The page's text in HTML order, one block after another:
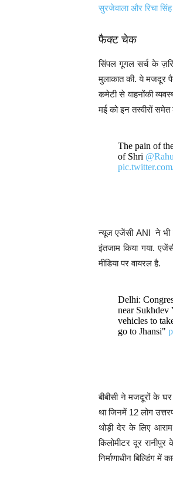
सुरजेवाला और रिचा
फैक्ट चेक
सिंपल गूगल सर्च के
मुलाकात की. ये मजदूर
कमेटी से वाहनोंकी
मई को इन तस्वीरों समेत
The pain of
of Shri
न्यूज एजेंसी ANI ने भी
इंतजाम किया गया.
मीडिया पर वायरल है.
Delhi:
near Sukhdev
vehicles to
go to Jhansi"
बीबीसी ने मजदूरों के
था जिनमें 12 लोग
थोड़ी देर के लिए
किलोमीटर दूर
निर्माणाधीन बिल्डिंग में